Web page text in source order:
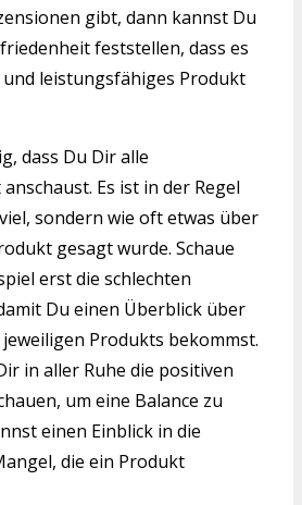
gibt, dann kannst Du
feststellen, dass es
leistungsfähiges Produkt
dass Du Dir alle
Es ist in der Regel
sondern wie oft etwas über
gesagt wurde. Schaue
erst die schlechten
Du einen Überblick über
Produkts bekommst.
in aller Ruhe die positiven
um eine Balance zu
einen Einblick in die
die ein Produkt